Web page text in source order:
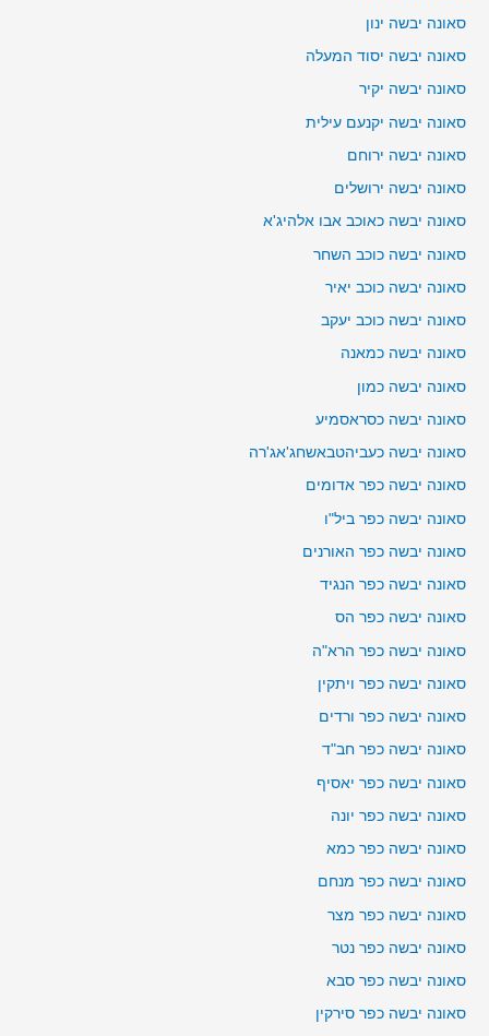
סאונה יבשה ינון
סאונה יבשה יסוד המעלה
סאונה יבשה יקיר
סאונה יבשה יקנעם עילית
סאונה יבשה ירוחם
סאונה יבשה ירושלים
סאונה יבשה כאוכב אבו אלהיג'א
סאונה יבשה כוכב השחר
סאונה יבשה כוכב יאיר
סאונה יבשה כוכב יעקב
סאונה יבשה כמאנה
סאונה יבשה כמון
סאונה יבשה כסראסמיע
סאונה יבשה כעביהטבאשחג'אג'רה
סאונה יבשה כפר אדומים
סאונה יבשה כפר ביל"ו
סאונה יבשה כפר האורנים
סאונה יבשה כפר הנגיד
סאונה יבשה כפר הס
סאונה יבשה כפר הרא"ה
סאונה יבשה כפר ויתקין
סאונה יבשה כפר ורדים
סאונה יבשה כפר חב"ד
סאונה יבשה כפר יאסיף
סאונה יבשה כפר יונה
סאונה יבשה כפר כמא
סאונה יבשה כפר מנחם
סאונה יבשה כפר מצר
סאונה יבשה כפר נטר
סאונה יבשה כפר סבא
סאונה יבשה כפר סירקין